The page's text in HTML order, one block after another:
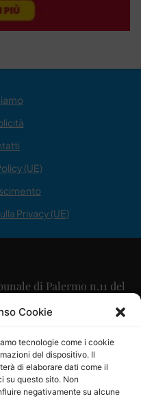
Cookie
tecnologie come i cookie
del dispositivo. Il
di elaborare dati come il
su questo sito. Non
negativamente su alcune
(UE)
Privacy (UE)
di Palermo n.11 del
Scaglione
Maria Calabrese